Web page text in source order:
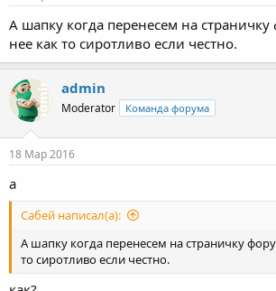
А шапку когда перенесем на страничку
нее как то сиротливо если честно.
admin
Moderator Команда форума
18 Мар 2016
а
Сабей написал(а):
А шапку когда перенесем на страничку
то сиротливо если честно.